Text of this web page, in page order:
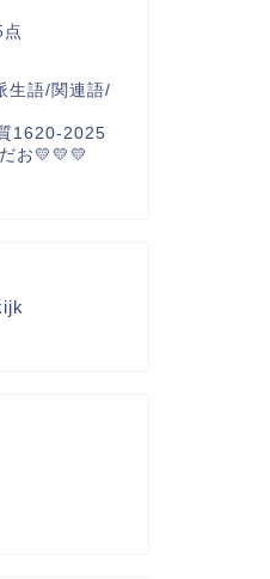
生語/関連語/
1620-2025
お💛💛💛